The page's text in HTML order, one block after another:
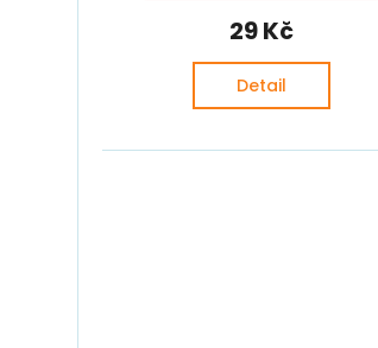
29 Kč
Detail